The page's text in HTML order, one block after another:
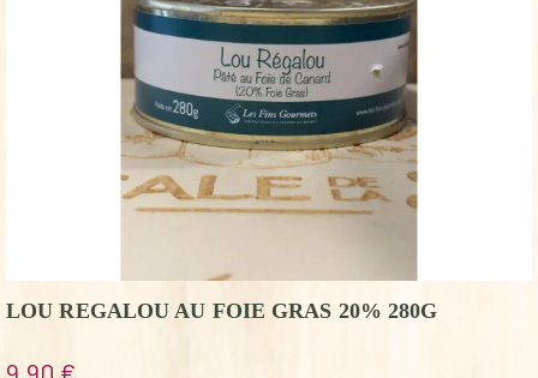
LOU REGALOU AU FOIE GRAS 20% 280G